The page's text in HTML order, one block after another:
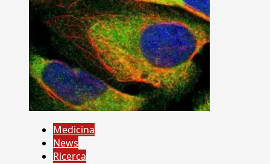
Medicina
News
Ricerca